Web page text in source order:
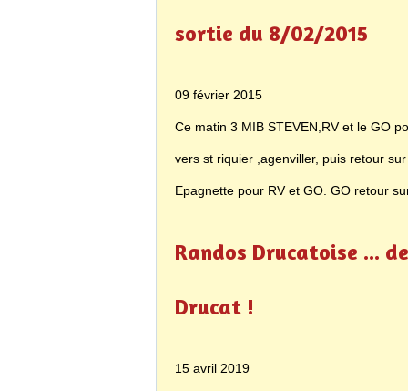
sortie du 8/02/2015
09 février 2015
Ce matin 3 MIB STEVEN,RV et le GO
vers st riquier ,agenviller, puis retour
Epagnette pour RV et GO. GO retour
Randos Drucatoise ...
Drucat !
15 avril 2019